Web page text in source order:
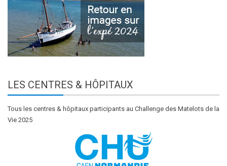
LES CENTRES & HÔPITAUX
Tous les centres & hôpitaux participants au Challenge des Matelots de la
Vie 2025